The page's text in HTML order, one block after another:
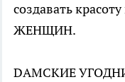
создавать
ЖЕНЩИН.
DАМСКИЕ